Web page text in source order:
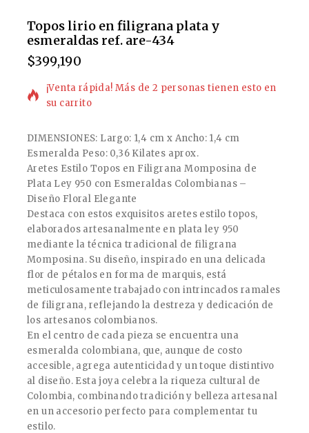
Topos lirio en filigrana plata y
esmeraldas ref. are-434
$399,190
6 productos vendidos en las últimas 4 horas
¡Venta rápida! Más de 2 personas tienen esto en
su carrito
DIMENSIONES: Largo: 1,4 cm x Ancho: 1,4 cm
Esmeralda Peso: 0,36 Kilates aprox.
Aretes Estilo Topos en Filigrana Momposina de
Plata Ley 950 con Esmeraldas Colombianas –
Diseño Floral Elegante
Destaca con estos exquisitos aretes estilo topos,
elaborados artesanalmente en plata ley 950
mediante la técnica tradicional de filigrana
Momposina. Su diseño, inspirado en una delicada
flor de pétalos en forma de marquis, está
meticulosamente trabajado con intrincados ramales
de filigrana, reflejando la destreza y dedicación de
los artesanos colombianos.
En el centro de cada pieza se encuentra una
esmeralda colombiana, que, aunque de costo
accesible, agrega autenticidad y un toque distintivo
al diseño. Esta joya celebra la riqueza cultural de
Colombia, combinando tradición y belleza artesanal
en un accesorio perfecto para complementar tu
estilo.